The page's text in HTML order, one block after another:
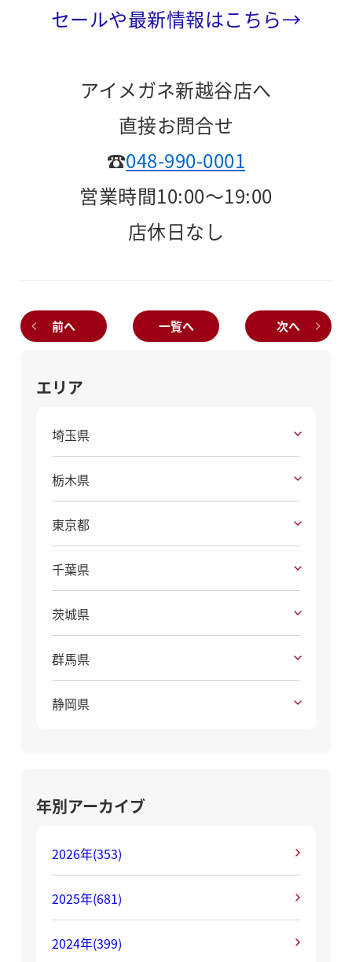
セールや最新情報はこちら→
アイメガネ新越谷店へ
直接お問合せ
☎048-990-0001
営業時間10:00～19:00
店休日なし
前へ 一覧へ 次へ
エリア
埼玉県
栃木県
東京都
千葉県
茨城県
群馬県
静岡県
年別アーカイブ
2026年(353)
2025年(681)
2024年(399)